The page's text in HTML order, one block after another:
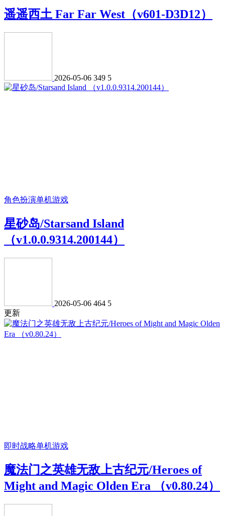
遥遥西土 Far Far West（v601-D3D12）
2026-05-06 349 5
角色扮演单机游戏
星砂岛/Starsand Island
（v1.0.0.9314.200144）
2026-05-06 464 5
更新
即时战略单机游戏
魔法门之英雄无敌上古纪元/Heroes of
Might and Magic Olden Era （v0.80.24）